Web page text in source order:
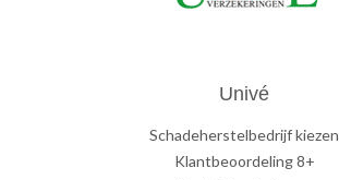
Univé
Schadeherstelbedrijf kiezen
Klantbeoordeling 8+